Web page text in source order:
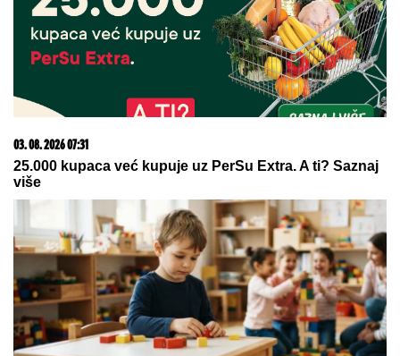
Evo gde su aktivni požari u Srbiji!
Vatrogasci na 6 lokacija, objavljeni
najnoviji podaci!
snimci Modžtabe Hamneija kao
vrhovnog vođe Irana (VIDEO)